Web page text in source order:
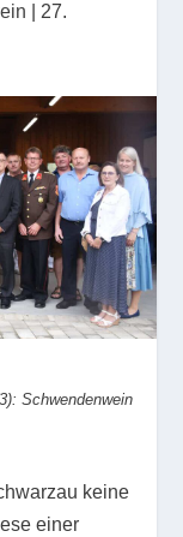
27.
Schwendenwein
keine
einer